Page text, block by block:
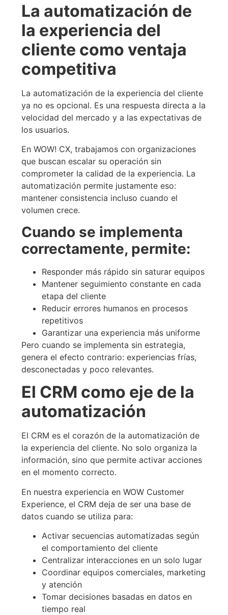
La automatización de
la experiencia del
cliente como ventaja
competitiva
La automatización de la experiencia del cliente
ya no es opcional. Es una respuesta directa a la
velocidad del mercado y a las expectativas de
los usuarios.
En WOW! CX, trabajamos con organizaciones
que buscan escalar su operación sin
comprometer la calidad de la experiencia. La
automatización permite justamente eso:
mantener consistencia incluso cuando el
volumen crece.
Cuando se implementa
correctamente, permite:
Responder más rápido sin saturar equipos
Mantener seguimiento constante en cada
etapa del cliente
Reducir errores humanos en procesos
repetitivos
Garantizar una experiencia más uniforme
Pero cuando se implementa sin estrategia,
genera el efecto contrario: experiencias frías,
desconectadas y poco relevantes.
El CRM como eje de la
automatización
El CRM es el corazón de la automatización de
la experiencia del cliente. No solo organiza la
información, sino que permite activar acciones
en el momento correcto.
En nuestra experiencia en WOW Customer
Experience, el CRM deja de ser una base de
datos cuando se utiliza para:
Activar secuencias automatizadas según
el comportamiento del cliente
Centralizar interacciones en un solo lugar
Coordinar equipos comerciales, marketing
y atención
Tomar decisiones basadas en datos en
tiempo real